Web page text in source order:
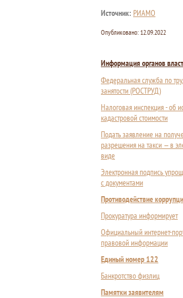
Источник: РИАМО
Опубликовано: 12.09.2022
Информация органов
Федеральная служба по
занятости (РОСТРУД)
Налоговая инспекция - об
кадастровой стоимости
Подать заявление на
разрешения на такси — в
виде
Электронная подпись
с документами
Противодействие
Прокуратура информирует
Официальный интернет-
правовой информации
Единый номер 122
Банкротство физлиц
Памятки заявителям